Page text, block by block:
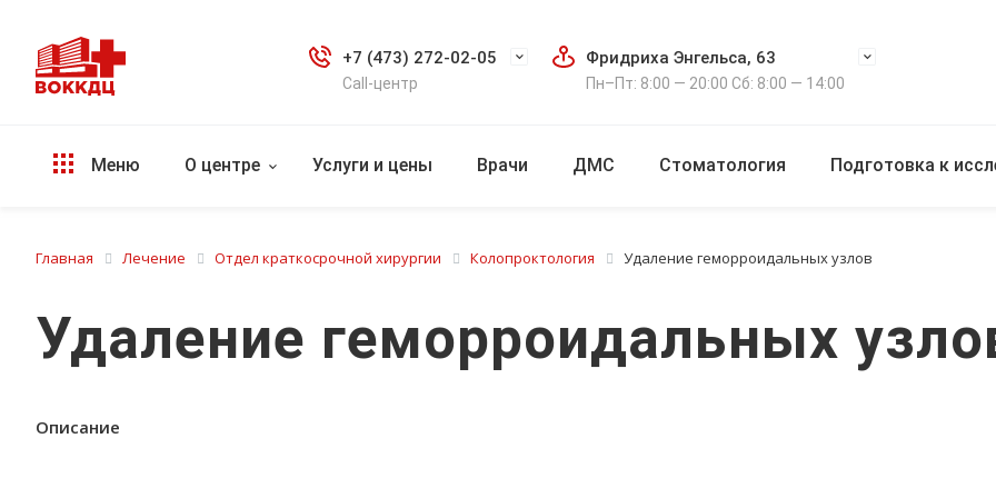
+7 (473) 272-02-05
Call-центр
Фридриха Энгельса, 63
Пн–Пт: 8:00 — 20:00 Сб: 8:00 — 14:00
Меню О центре Услуги и цены Врачи ДМС Стоматология Подготовка к
Главная Лечение Отдел краткосрочной хирургии Колопроктология Удаление геморроидальных узлов
Удаление геморроидальных
Описание